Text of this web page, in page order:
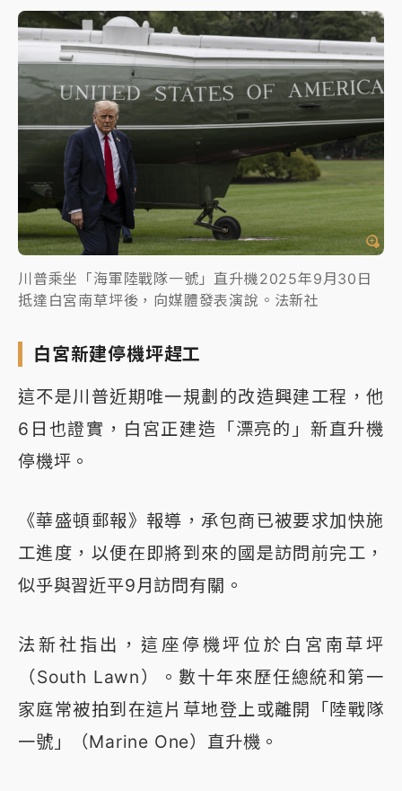
川普乘坐「海軍陸戰隊一號」直升機2025年9月30日
抵達白宮南草坪後，向媒體發表演說。法新社
白宮新建停機坪趕工
這不是川普近期唯一規劃的改造興建工程，他
6日也證實，白宮正建造「漂亮的」新直升機
停機坪。
《華盛頓郵報》報導，承包商已被要求加快施
工進度，以便在即將到來的國是訪問前完工，
似乎與習近平9月訪問有關。
法新社指出，這座停機坪位於白宮南草坪
（South Lawn）。數十年來歷任總統和第一
家庭常被拍到在這片草地登上或離開「陸戰隊
一號」（Marine One）直升機。